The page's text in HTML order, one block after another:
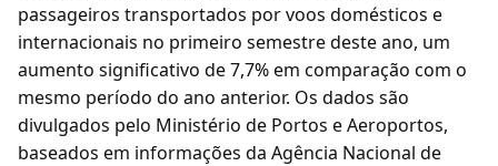
passageiros transportados por voos domésticos e
internacionais no primeiro semestre deste ano, um
aumento significativo de 7,7% em comparação com o
mesmo período do ano anterior. Os dados são
divulgados pelo Ministério de Portos e Aeroportos,
baseados em informações da Agência Nacional de